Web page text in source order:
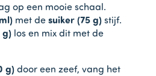
op een mooie schaal.
met de suiker (75 g) stijf.
g) los en mix dit met de
g) door een zeef, vang het